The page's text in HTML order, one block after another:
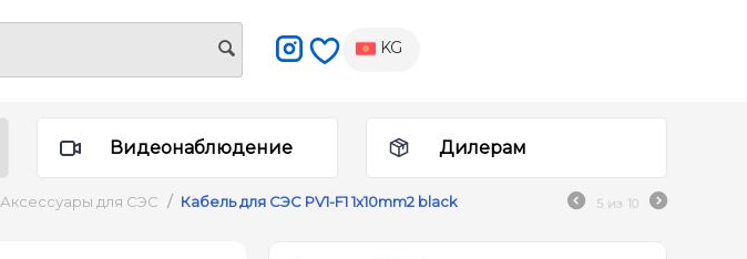
KG
Видеонаблюдение Дилерам
Аксессуары для СЭС / Кабель для СЭС PV1-F1 1x10mm2 black 5 из 10